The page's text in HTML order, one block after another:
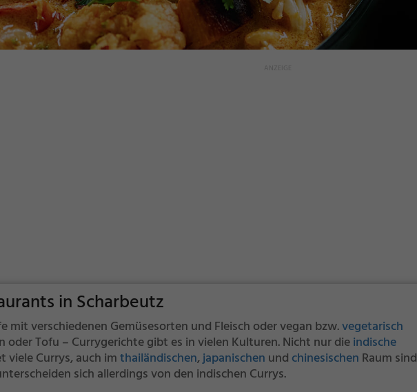
in Scharbeutz
mit verschiedenen Gemüsesorten und Fleisch oder vegan bzw.vegetarisch
oder Tofu – Currygerichte gibt es in vielen Kulturen. Nicht nur dieindische
viele Currys, auch imthailändischen,japanischen und chinesischen Raum sind
sich allerdings von den indischen Currys.